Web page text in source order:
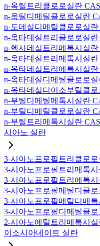
n-옥틸트리클로로실란
n-옥틸디메틸클로로실란
n-도데실디메틸클로로실란
n-옥타데실트리클로로실란
n-헥사데실트리메톡시실란
n-옥타데실트리메톡시실란
n-옥타데실트리에톡시실란
n-옥타데실디메틸클로로실
n-옥타데실디이소부틸클로
n-부틸디메틸메톡시실란
n-부틸디메틸클로로실란
n-부틸트리메톡시실란
시아노 실란
3-시아노프로필트리클로로
3-시아노프로필트리메톡시
3-시아노프로필트리에톡시
3-시아노프로필메틸디클로
3-시아노프로필메틸디메톡
3-시아노프로필디메틸클로
2-시아노에틸트리메톡시실
이소시아네이트 실란